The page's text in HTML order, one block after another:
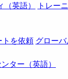
英語） トレー
トを依頼 グロー
ター（英語）